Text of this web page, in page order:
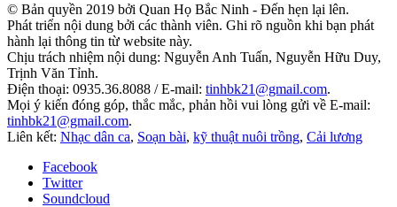
© Bản quyền 2019 bởi Quan Họ Bắc Ninh - Đến hẹn lại lên.
Phát triển nội dung bởi các thành viên. Ghi rõ nguồn khi bạn phát
hành lại thông tin từ website này.
Chịu trách nhiệm nội dung: Nguyễn Anh Tuấn, Nguyễn Hữu Duy,
Trịnh Văn Tỉnh.
Điện thoại: 0935.36.8088 / E-mail: tinhbk21@gmail.com.
Mọi ý kiến đóng góp, thắc mắc, phản hồi vui lòng gửi về E-mail:
tinhbk21@gmail.com.
Liên kết: Nhạc dân ca, Soạn bài, kỹ thuật nuôi trồng, Cải lương
Facebook
Twitter
Soundcloud